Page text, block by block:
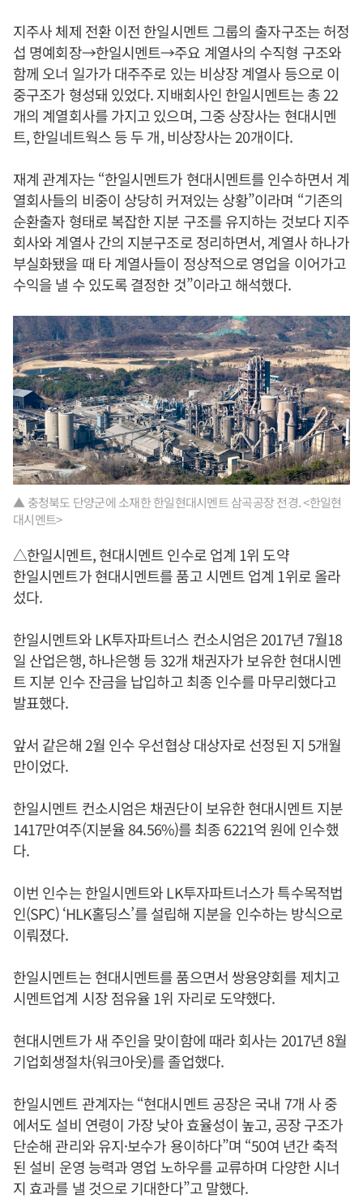
지주사 체제 전환 이전 한일시멘트 그룹의 출자구조는 허정
섭 명예회장→한일시멘트→주요 계열사의 수직형 구조와
함께 오너 일가가 대주주로 있는 비상장 계열사 등으로 이
중구조가 형성돼 있었다. 지배회사인 한일시멘트는 총 22
개의 계열회사를 가지고 있으며, 그중 상장사는 현대시멘
트, 한일네트웍스 등 두 개, 비상장사는 20개이다.
재계 관계자는 “한일시멘트가 현대시멘트를 인수하면서 계
열회사들의 비중이 상당히 커져있는 상황”이라며 “기존의
순환출자 형태로 복잡한 지분 구조를 유지하는 것보다 지주
회사와 계열사 간의 지분구조로 정리하면서, 계열사 하나가
부실화됐을 때 타 계열사들이 정상적으로 영업을 이어가고
수익을 낼 수 있도록 결정한 것”이라고 해석했다.
▲ 충청북도 단양군에 소재한 한일현대시멘트 삼곡공장 전경. <한일현
대시멘트>
△한일시멘트, 현대시멘트 인수로 업계 1위 도약
한일시멘트가 현대시멘트를 품고 시멘트 업계 1위로 올라
섰다.
한일시멘트와 LK투자파트너스 컨소시엄은 2017년 7월18
일 산업은행, 하나은행 등 32개 채권자가 보유한 현대시멘
트 지분 인수 잔금을 납입하고 최종 인수를 마무리했다고
발표했다.
앞서 같은해 2월 인수 우선협상 대상자로 선정된 지 5개월
만이었다.
한일시멘트 컨소시엄은 채권단이 보유한 현대시멘트 지분
1417만여주(지분율 84.56%)를 최종 6221억 원에 인수했
다.
이번 인수는 한일시멘트와 LK투자파트너스가 특수목적법
인(SPC) ‘HLK홀딩스’를 설립해 지분을 인수하는 방식으로
이뤄졌다.
한일시멘트는 현대시멘트를 품으면서 쌍용양회를 제치고
시멘트업계 시장 점유율 1위 자리로 도약했다.
현대시멘트가 새 주인을 맞이함에 때라 회사는 2017년 8월
기업회생절차(워크아웃)를 졸업했다.
한일시멘트 관계자는 “현대시멘트 공장은 국내 7개 사 중
에서도 설비 연령이 가장 낮아 효율성이 높고, 공장 구조가
단순해 관리와 유지·보수가 용이하다”며 “50여 년간 축적
된 설비 운영 능력과 영업 노하우를 교류하며 다양한 시너
지 효과를 낼 것으로 기대한다”고 말했다.